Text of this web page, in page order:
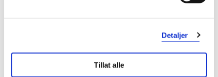
Detaljer
Tillat alle
7 anmeldelser